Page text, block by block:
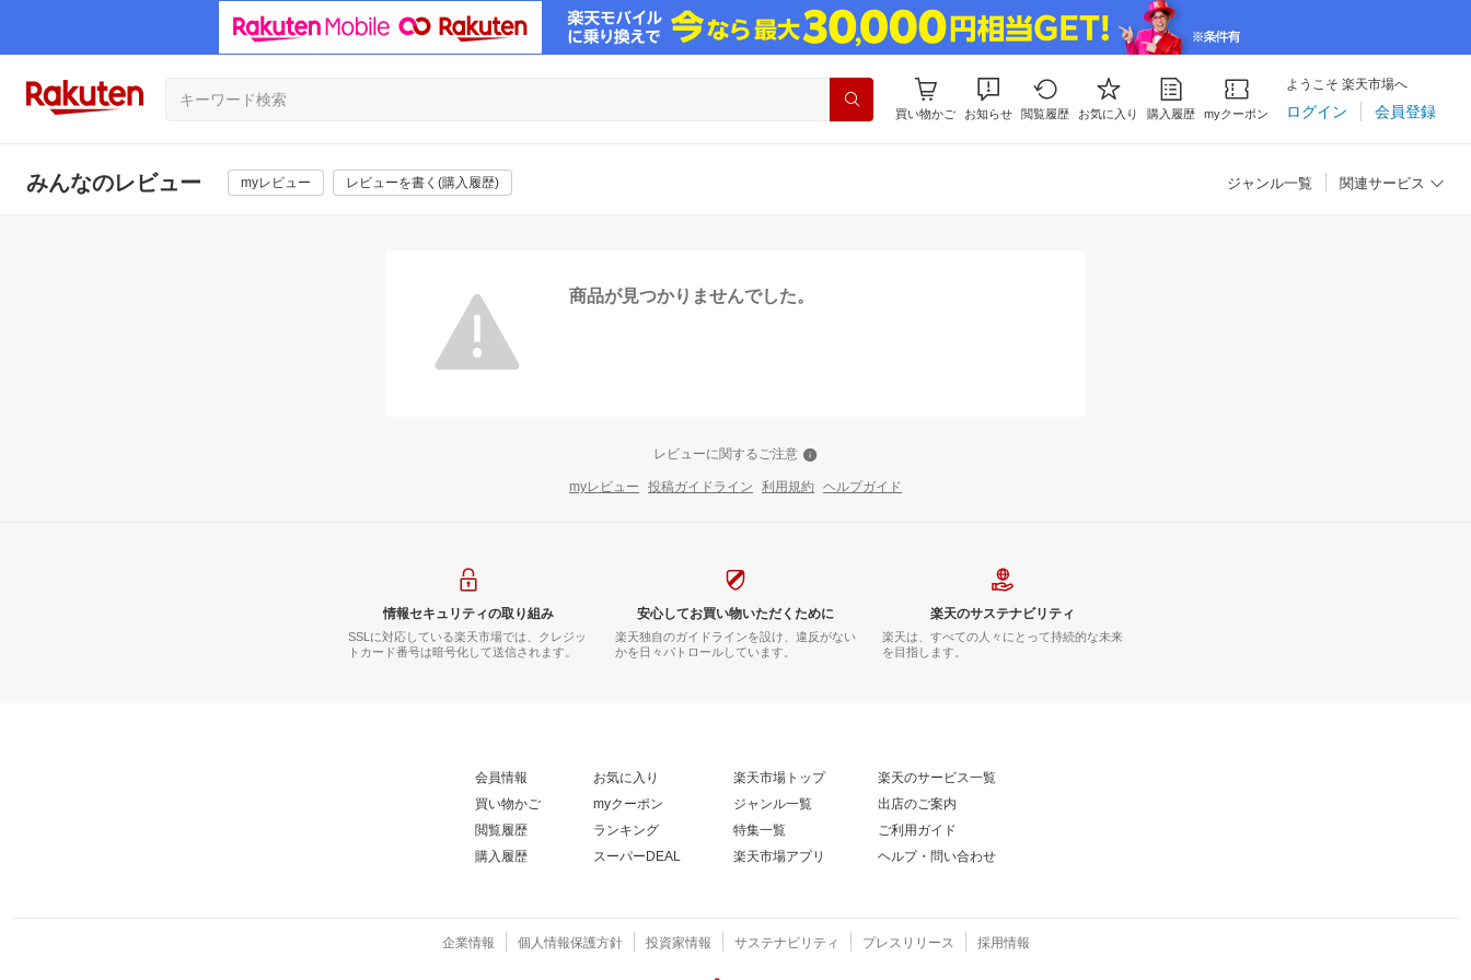
買い物かご お知らせ 閲覧履歴 お気に入り 購入履歴 myクーポン
ようこそ 楽天市場へ
ログイン 会員登録
みんなのレビュー myレビュー レビューを書く(購入履歴) ジャンル一覧 関連サービス
商品が見つかりませんでした。
レビューに関するご注意
myレビュー 投稿ガイドライン 利用規約 ヘルプガイド
情報セキュリティの取り組み
SSLに対応している楽天市場では、クレジッ
トカード番号は暗号化して送信されます。
安心してお買い物いただくために
楽天独自のガイドラインを設け、違反がない
かを日々パトロールしています。
楽天のサステナビリティ
楽天は、すべての人々にとって持続的な未来
を目指します。
会員情報
買い物かご
閲覧履歴
購入履歴
お気に入り
myクーポン
ランキング
スーパーDEAL
楽天市場トップ
ジャンル一覧
特集一覧
楽天市場アプリ
楽天のサービス一覧
出店のご案内
ご利用ガイド
ヘルプ・問い合わせ
企業情報 個人情報保護方針 投資家情報 サステナビリティ プレスリリース 採用情報